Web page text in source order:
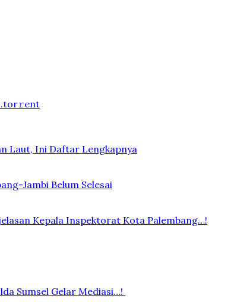
.tоr𝚛еnt
Laut, Ini Daftar Lengkapnya
Jambi Belum Selesai
Kepala Inspektorat Kota Palembang…!
Sumsel Gelar Mediasi…!